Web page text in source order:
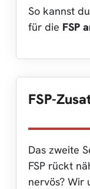
So kannst
für die FSP
FSP-
Das zweite
FSP rückt
nervös? Wir